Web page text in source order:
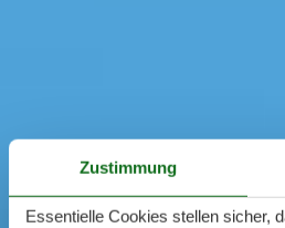
Zustimmung
Essentielle Cookies stellen sicher,